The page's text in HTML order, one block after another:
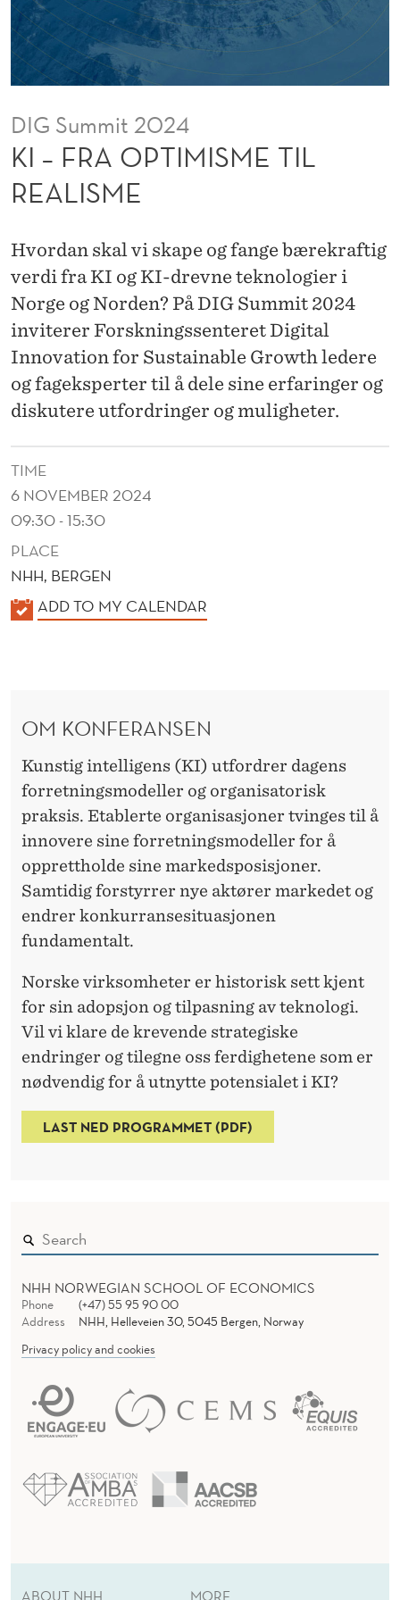
S
M
E
T
R
E
A
L
S
M
E
DIG Summit 2024
KI – FRA OPTIMISME TIL
REALISME
Hvordan skal vi skape og fange bærekraftig
verdi fra KI og KI-drevne teknologier i
Norge og Norden? På DIG Summit 2024
inviterer Forskningssenteret Digital
Innovation for Sustainable Growth ledere
og fageksperter til å dele sine erfaringer og
diskutere utfordringer og muligheter.
TIME
6 NOVEMBER 2024
09:30 - 15:30
PLACE
NHH, BERGEN
K
ADD TO MY CALENDAR
OM KONFERANSEN
Kunstig intelligens (KI) utfordrer dagens
forretningsmodeller og organisatorisk
praksis. Etablerte organisasjoner tvinges til å
innovere sine forretningsmodeller for å
opprettholde sine markedsposisjoner.
Samtidig forstyrrer nye aktører markedet og
endrer konkurransesituasjonen
fundamentalt.
Norske virksomheter er historisk sett kjent
for sin adopsjon og tilpasning av teknologi.
Vil vi klare de krevende strategiske
endringer og tilegne oss ferdighetene som er
nødvendig for å utnytte potensialet i KI?
LAST NED PROGRAMMET (PDF)
NHH NORWEGIAN SCHOOL OF ECONOMICS
Phone
(+47) 55 95 90 00
Address
NHH, Helleveien 30, 5045 Bergen, Norway
Privacy policy and cookies
ABOUT NHH MORE